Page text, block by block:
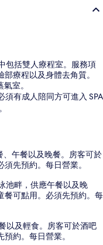
包括雙人療程室。服務項
療程以及身體去角質。
室。
須有成人陪同方可進入 SPA
、午餐以及晚餐。房客可於
先預約。每日營業。
池畔，供應午餐以及晚
餐可點用。必須先預約。每
以及輕食。房客可於酒吧
約。每日營業。